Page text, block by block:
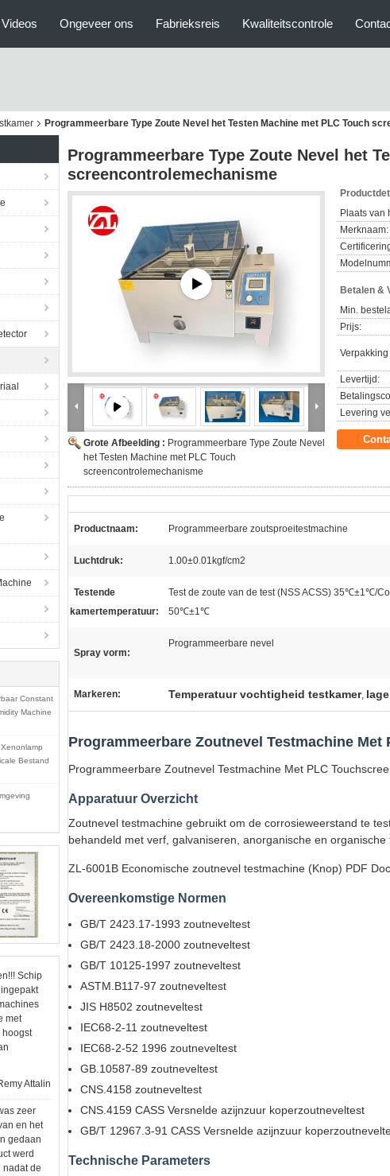
Videos Ongeveer ons Fabrieksreis Kwaliteitscontrole
Programmeerbare Type Zoute Nevel het Testen Machine met PLC Touch
Constant
Machine
Bestand
Schip
met
hoogst
Attalin
zeer
en het
gedaan
werd
nadat de
Programmeerbare Type Zoute Nevel het
screencontrolemechanisme
Grote Afbeelding : Programmeerbare Type Zoute Nevel
het Testen Machine met PLC Touch
screencontrolemechanisme
Plaats van
Merknaam:
Betalen &
Min.
Prijs:
Levertijd:
Levering
Productnaam: Programmeerbare zoutsproeitestmachine
Luchtdruk: 1.00±0.01kgf/cm2
Testende
kamertemperatuur:
Test de zoute van de test (NSS ACSS) 35℃±1℃/
50℃±1℃
Spray vorm:
Programmeerbare nevel
Markeren: Temperatuur vochtigheid testkamer,
Programmeerbare Zoutnevel Testmachine
Programmeerbare Zoutnevel Testmachine Met PLC
Apparatuur Overzicht
Zoutnevel testmachine gebruikt om de corrosieweerstand te
behandeld met verf, galvaniseren, anorganische en
ZL-6001B Economische zoutnevel testmachine (Knop) PDF
Overeenkomstige Normen
GB/T 2423.17-1993 zoutneveltest
GB/T 2423.18-2000 zoutneveltest
GB/T 10125-1997 zoutneveltest
ASTM.B117-97 zoutneveltest
JIS H8502 zoutneveltest
IEC68-2-11 zoutneveltest
IEC68-2-52 1996 zoutneveltest
GB.10587-89 zoutneveltest
CNS.4158 zoutneveltest
CNS.4159 CASS Versnelde azijnzuur koperzoutneveltest
GB/T 12967.3-91 CASS Versnelde azijnzuur
Technische Parameters